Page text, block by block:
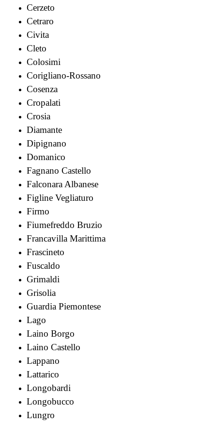
Cerzeto
Cetraro
Civita
Cleto
Colosimi
Corigliano-Rossano
Cosenza
Cropalati
Crosia
Diamante
Dipignano
Domanico
Fagnano Castello
Falconara Albanese
Figline Vegliaturo
Firmo
Fiumefreddo Bruzio
Francavilla Marittima
Frascineto
Fuscaldo
Grimaldi
Grisolia
Guardia Piemontese
Lago
Laino Borgo
Laino Castello
Lappano
Lattarico
Longobardi
Longobucco
Lungro